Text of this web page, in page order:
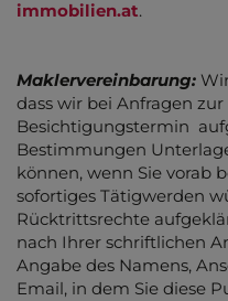
immobilien.at.
Maklervereinbarung:
dass wir bei Anfragen
Besichtigungstermin
Bestimmungen
können, wenn Sie vorab
sofortiges Tätigwerden
Rücktrittsrechte
nach Ihrer schriftlichen
Angabe des Namens,
Email, in dem Sie diese